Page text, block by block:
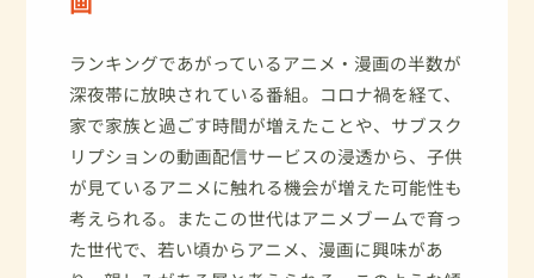
ランキングであがっているアニメ・漫画の半数が
深夜帯に放映されている番組。コロナ禍を経て、
家で家族と過ごす時間が増えたことや、サブスク
リプションの動画配信サービスの浸透から、子供
が見ているアニメに触れる機会が増えた可能性も
考えられる。またこの世代はアニメブームで育っ
た世代で、若い頃からアニメ、漫画に興味があ